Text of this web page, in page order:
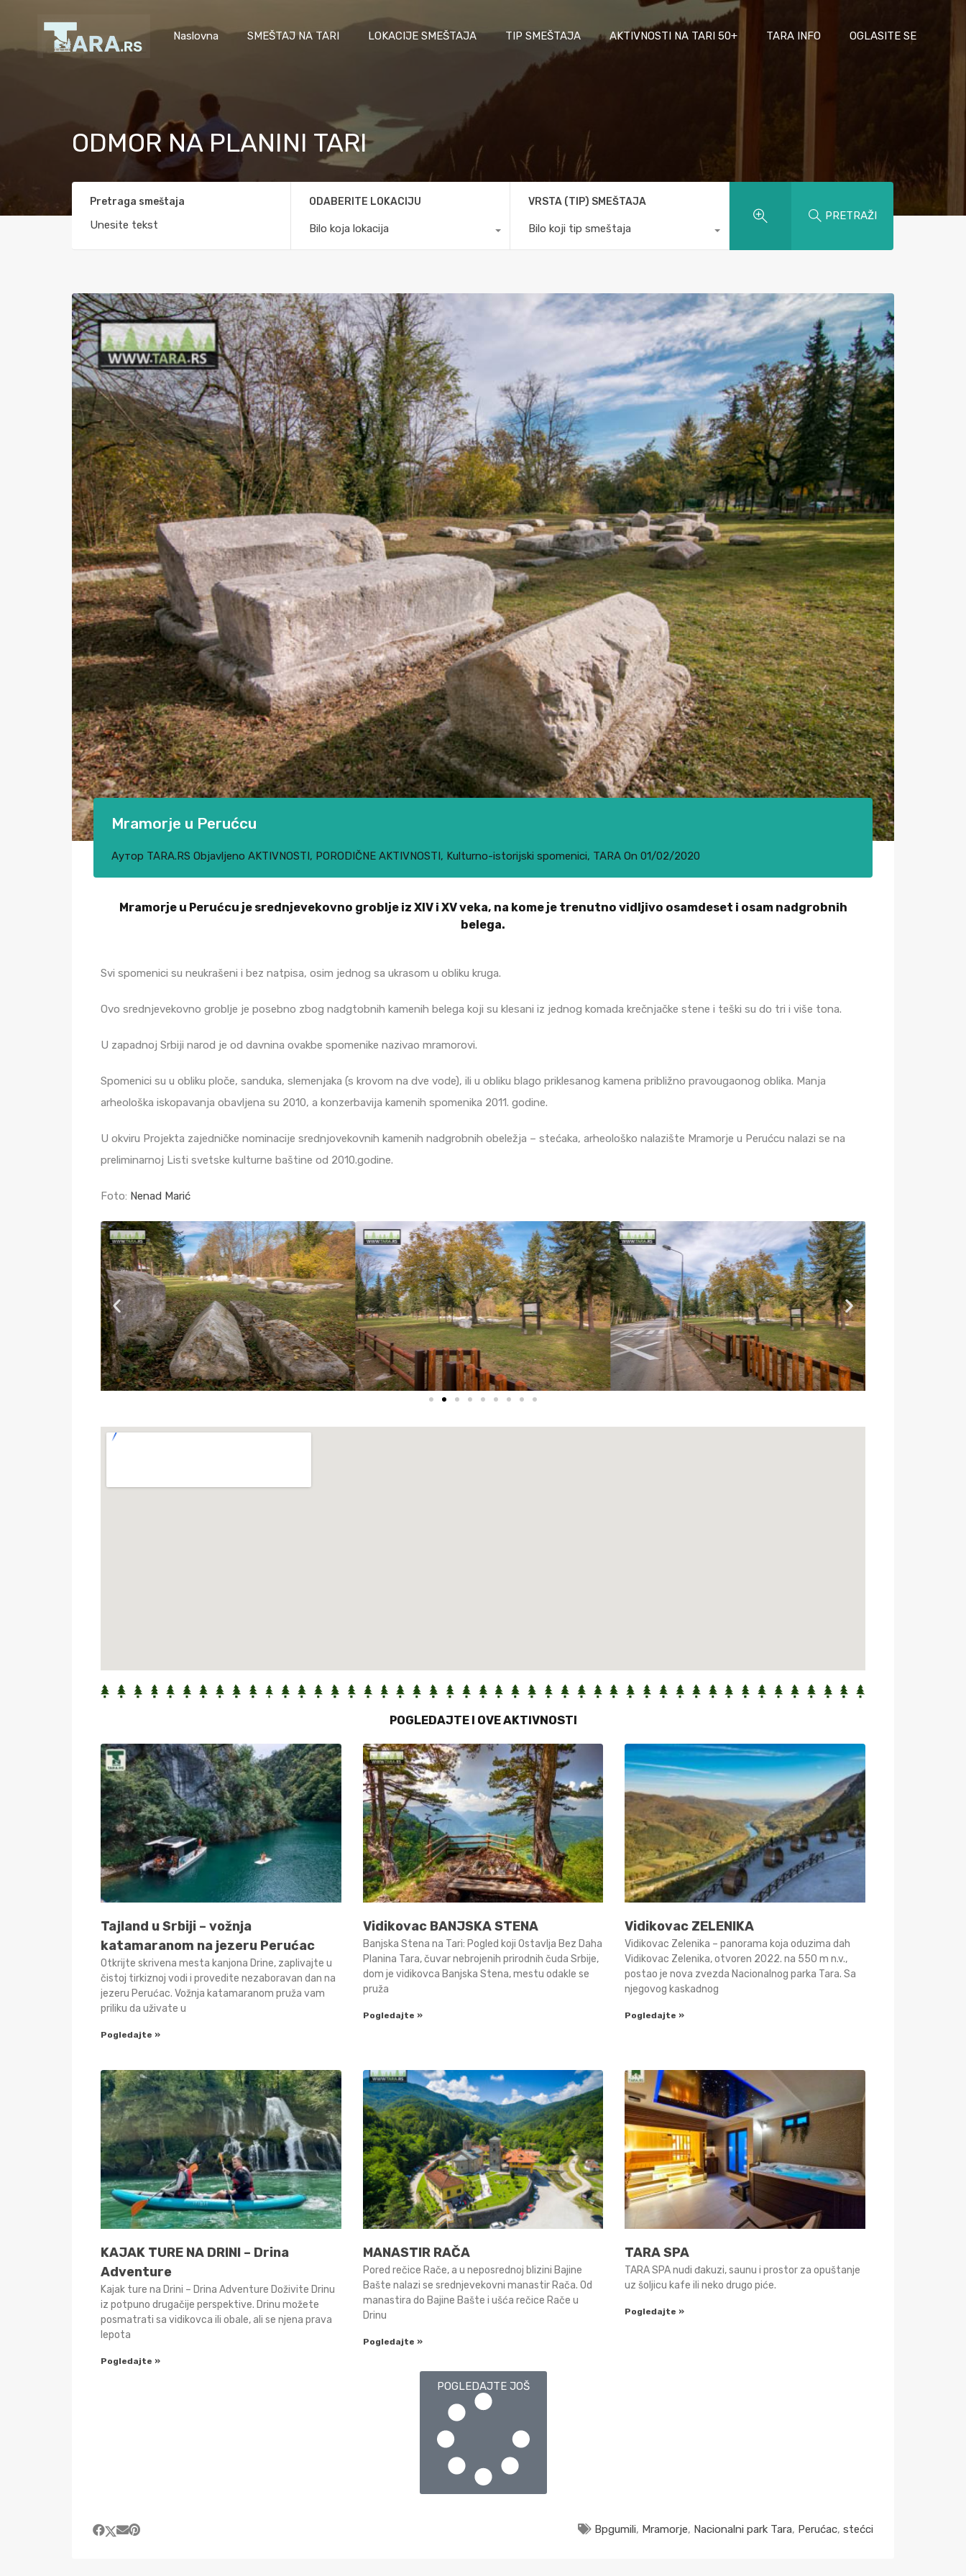
Naslovna SMEŠTAJ NA TARI LOKACIJE SMEŠTAJA TIP SMEŠTAJA AKTIVNOSTI NA TARI 50+ TARA INFO OGLASITE SE
ODMOR NA PLANINI TARI
Pretraga smeštaja ODABERITE LOKACIJU
Bilo koja lokacija
VRSTA (TIP) SMEŠTAJA
Bilo koji tip smeštaja
PRETRAŽI
Mramorje u Perućcu
Аутор TARA.RS Objavljeno AKTIVNOSTI, PORODIČNE AKTIVNOSTI, Kulturno-istorijski spomenici, TARA On 01/02/2020
Mramorje u Perućcu je srednjevekovno groblje iz XIV i XV veka, na kome je trenutno vidljivo osamdeset i osam nadgrobnih
belega.
Svi spomenici su neukrašeni i bez natpisa, osim jednog sa ukrasom u obliku kruga.
Ovo srednjevekovno groblje je posebno zbog nadgtobnih kamenih belega koji su klesani iz jednog komada krečnjačke stene i teški su do tri i više tona.
U zapadnoj Srbiji narod je od davnina ovakbe spomenike nazivao mramorovi.
Spomenici su u obliku ploče, sanduka, slemenjaka (s krovom na dve vode), ili u obliku blago priklesanog kamena približno pravougaonog oblika. Manja
arheološka iskopavanja obavljena su 2010, a konzerbavija kamenih spomenika 2011. godine.
U okviru Projekta zajedničke nominacije srednjovekovnih kamenih nadgrobnih obeležja – stećaka, arheološko nalazište Mramorje u Perućcu nalazi se na
preliminarnoj Listi svetske kulturne baštine od 2010.godine.
Foto: Nenad Marić
POGLEDAJTE I OVE AKTIVNOSTI
Tajland u Srbiji – vožnja
katamaranom na jezeru Perućac
Otkrijte skrivena mesta kanjona Drine, zaplivajte u
čistoj tirkiznoj vodi i provedite nezaboravan dan na
jezeru Perućac. Vožnja katamaranom pruža vam
priliku da uživate u
Pogledajte »
Vidikovac BANJSKA STENA
Banjska Stena na Tari: Pogled koji Ostavlja Bez Daha
Planina Tara, čuvar nebrojenih prirodnih čuda Srbije,
dom je vidikovca Banjska Stena, mestu odakle se
pruža
Pogledajte »
Vidikovac ZELENIKA
Vidikovac Zelenika – panorama koja oduzima dah
Vidikovac Zelenika, otvoren 2022. na 550 m n.v.,
postao je nova zvezda Nacionalnog parka Tara. Sa
njegovog kaskadnog
Pogledajte »
KAJAK TURE NA DRINI – Drina
Adventure
Kajak ture na Drini – Drina Adventure Doživite Drinu
iz potpuno drugačije perspektive. Drinu možete
posmatrati sa vidikovca ili obale, ali se njena prava
lepota
Pogledajte »
MANASTIR RAČA
Pored rečice Rače, a u neposrednoj blizini Bajine
Bašte nalazi se srednjevekovni manastir Rača. Od
manastira do Bajine Bašte i ušća rečice Rače u
Drinu
Pogledajte »
TARA SPA
TARA SPA nudi đakuzi, saunu i prostor za opuštanje
uz šoljicu kafe ili neko drugo piće.
Pogledajte »
POGLEDAJTE JOŠ
Bpgumili, Mramorje, Nacionalni park Tara, Perućac, stećci